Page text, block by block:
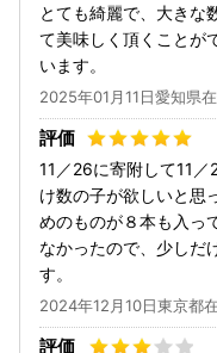
とても綺麗で、大きな
て美味しく頂くことが
います。
2025年01月11日愛知県
11／26に寄附して11
け数の子が欲しいと思
めのものが８本も入っ
なかったので、少しだ
す。
2024年12月10日東京都